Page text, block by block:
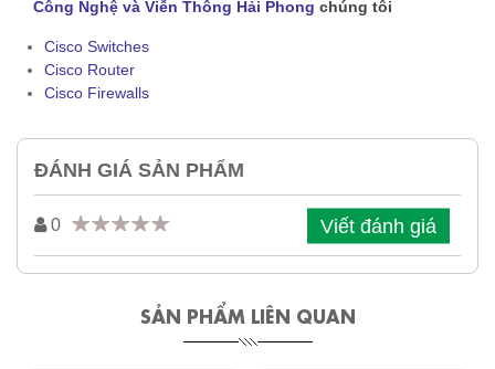
Công Nghệ và Viễn Thông Hải Phong chúng tôi
Cisco Switches
Cisco Router
Cisco Firewalls
ĐÁNH GIÁ SẢN PHẨM
0 Viết đánh giá
SẢN PHẨM LIÊN QUAN